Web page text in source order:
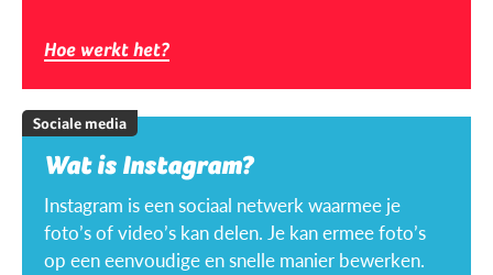
Hoe werkt het?
Sociale media
Wat is Instagram?
Instagram is een sociaal netwerk waarmee je
foto’s of video’s kan delen. Je kan ermee foto’s
op een eenvoudige en snelle manier bewerken.